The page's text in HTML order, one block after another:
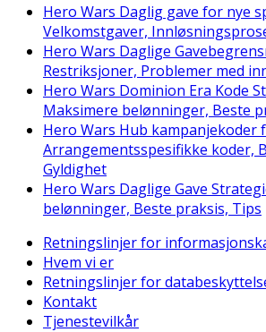
Hero Wars Daglig gave for nye
Velkomstgaver,
Hero Wars Daglige
Restriksjoner, Problemer med
Hero Wars Dominion Era Kode
Maksimere belønninger, Beste
Hero Wars Hub kampanjekoder
Arrangementsspesifikke koder,
Gyldighet
Hero Wars Daglige Gave
belønninger, Beste praksis, Tips
Retningslinjer for
Hvem vi er
Retningslinjer for
Kontakt
Tjenestevilkår